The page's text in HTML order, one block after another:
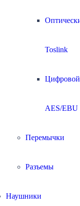
Toslink
Цифровой
AES/EBU
Перемычки
Разъемы
Наушники